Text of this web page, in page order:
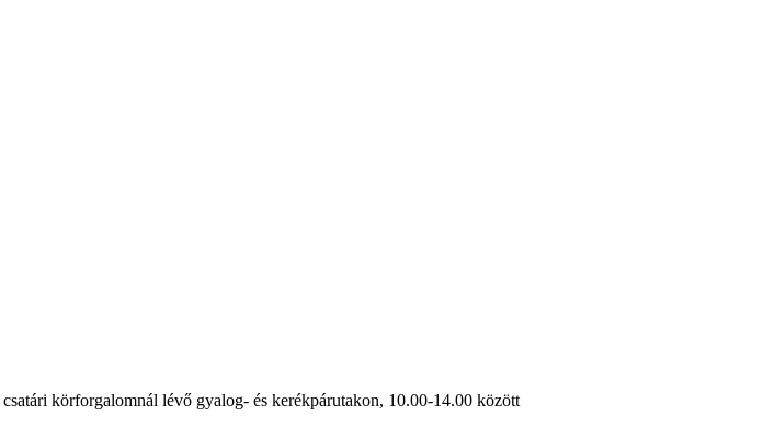
körforgalomnál lévő gyalog- és kerékpárutakon, 10.00-14.00 között